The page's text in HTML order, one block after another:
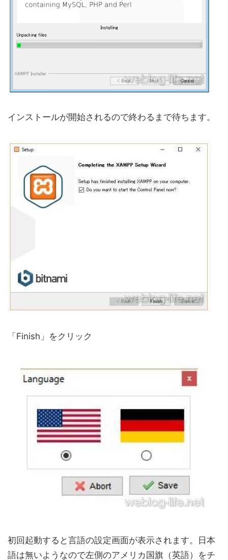
インストールが開始されるので終わるまで待ちます。
「Finish」をクリック
初回起動すると言語の設定画面が表示されます。日本
語は無いようなので左側のアメリカ国旗（英語）をチ